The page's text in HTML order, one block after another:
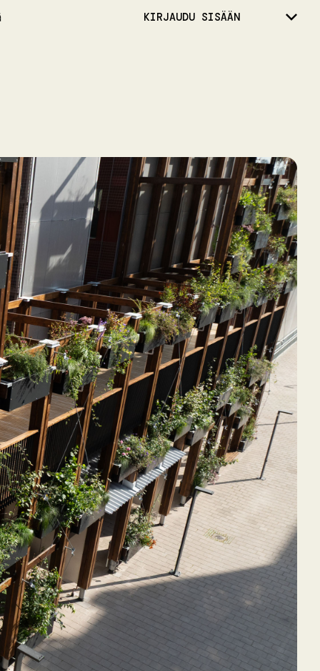
KIRJAUDU SISÄÄN